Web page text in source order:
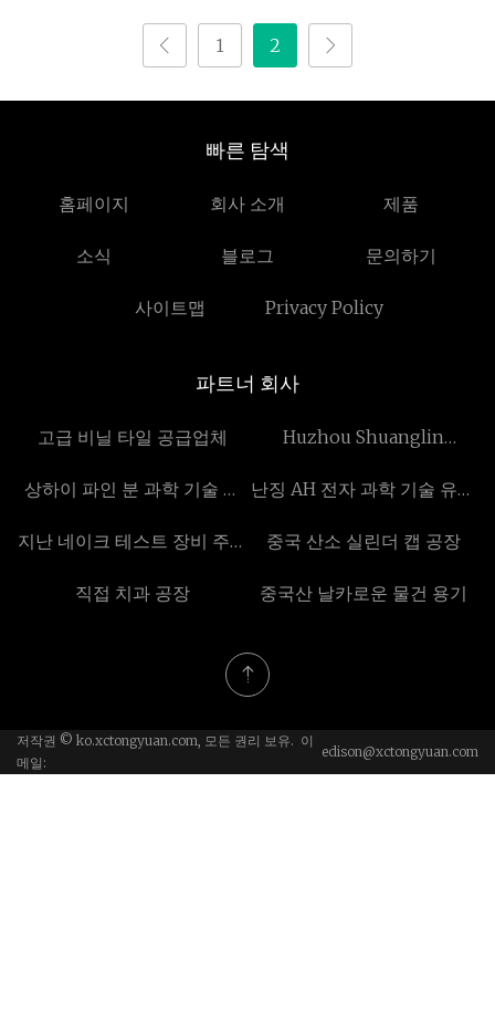
1 2
빠른 탐색
홈페이지 회사 소개 제품
소식 블로그 문의하기
사이트맵 Privacy Policy
파트너 회사
고급 비닐 타일 공급업체
Huzhou Shuanglin
상하이 파인 분 과학 기술 유
난징 AH 전자 과학 기술 유한
지난 네이크 테스트 장비 주식
중국 산소 실린더 캡 공장
직접 치과 공장 중국산 날카로운 물건 용기
저작권 © ko.xctongyuan.com, 모든 권리 보유. 이
메일:
edison@xctongyuan.com